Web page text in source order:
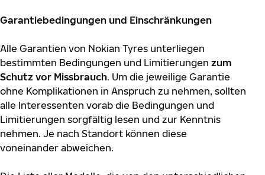
Garantiebedingungen und Einschränkungen
Alle Garantien von Nokian Tyres unterliegen
bestimmten Bedingungen und Limitierungen zum
Schutz vor Missbrauch. Um die jeweilige Garantie
ohne Komplikationen in Anspruch zu nehmen, sollten
alle Interessenten vorab die Bedingungen und
Limitierungen sorgfältig lesen und zur Kenntnis
nehmen. Je nach Standort können diese
voneinander abweichen.